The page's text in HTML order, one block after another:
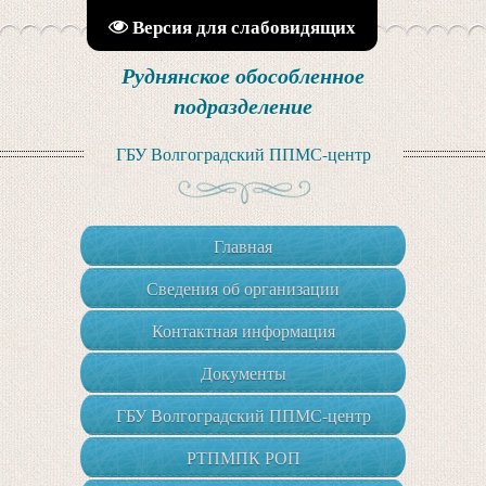
Версия для слабовидящих
Руднянское обособленное
подразделение
ГБУ Волгоградский ППМС-центр
Главная
Сведения об организации
Контактная информация
Документы
ГБУ Волгоградский ППМС-центр
РТПМПК РОП